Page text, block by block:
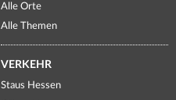
Alle Orte
Alle Themen
VERKEHR
Staus Hessen